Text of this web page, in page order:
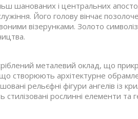
шанованих і центральних
Його голову вінчає
візерунками. Золото
металевий оклад, що
створюють архітектурне
рельєфні фігури ангелів із
рослинні елементи та